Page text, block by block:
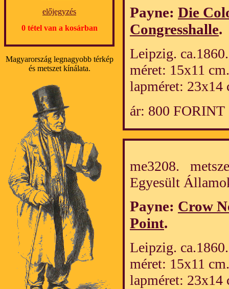
előjegyzés
0 tétel van a kosárban
Magyarország legnagyobb térkép
és metszet kínálata.
Payne: Die
Congresshalle.
Leipzig.
méret: 15x11 cm.
lapméret: 23x14
ár: 800 FORINT
me3208.
Egyesült
Payne: Crow
Point.
Leipzig.
méret: 15x11 cm.
lapméret: 23x14